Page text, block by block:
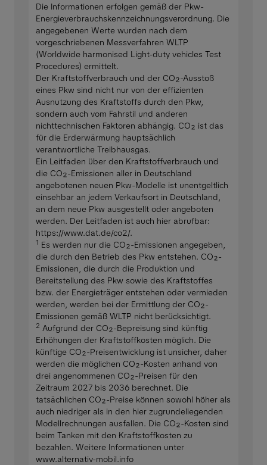
Die Informationen erfolgen gemäß der Pkw-
Energieverbrauchskennzeichnungsverordnung. Die
angegebenen Werte wurden nach dem
vorgeschriebenen Messverfahren WLTP
(Worldwide harmonised Light-duty vehicles Test
Procedures) ermittelt.
Der Kraftstoffverbrauch und der CO₂-Ausstoß
eines Pkw sind nicht nur von der effizienten
Ausnutzung des Kraftstoffs durch den Pkw,
sondern auch vom Fahrstil und anderen
nichttechnischen Faktoren abhängig. CO₂ ist das
für die Erderwärmung hauptsächlich
verantwortliche Treibhausgas.
Ein Leitfaden über den Kraftstoffverbrauch und
die CO₂-Emissionen aller in Deutschland
angebotenen neuen Pkw-Modelle ist unentgeltlich
einsehbar an jedem Verkaufsort in Deutschland,
an dem neue Pkw ausgestellt oder angeboten
werden. Der Leitfaden ist auch hier abrufbar:
https://www.dat.de/co2/.
1 Es werden nur die CO₂-Emissionen angegeben,
die durch den Betrieb des Pkw entstehen. CO₂-
Emissionen, die durch die Produktion und
Bereitstellung des Pkw sowie des Kraftstoffes
bzw. der Energieträger entstehen oder vermieden
werden, werden bei der Ermittlung der CO₂-
Emissionen gemäß WLTP nicht berücksichtigt.
2 Aufgrund der CO₂-Bepreisung sind künftig
Erhöhungen der Kraftstoffkosten möglich. Die
künftige CO₂-Preisentwicklung ist unsicher, daher
werden die möglichen CO₂-Kosten anhand von
drei angenommenen CO₂-Preisen für den
Zeitraum 2027 bis 2036 berechnet. Die
tatsächlichen CO₂-Preise können sowohl höher als
auch niedriger als in den hier zugrundeliegenden
Modellrechnungen ausfallen. Die CO₂-Kosten sind
beim Tanken mit den Kraftstoffkosten zu
bezahlen. Weitere Informationen unter
www.alternativ-mobil.info